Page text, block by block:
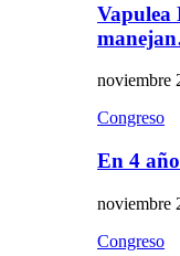
Vapulea
noviembre
Congreso
En 4
noviembre
Congreso